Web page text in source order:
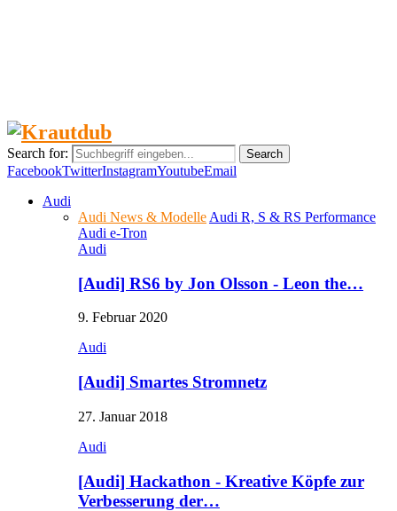
Search for: Search
FacebookTwitterInstagramYoutubeEmail
Audi
Audi News & Modelle Audi R, S & RS Performance
Audi e-Tron
Audi
[Audi] RS6 by Jon Olsson - Leon the…
9. Februar 2020
Audi
[Audi] Smartes Stromnetz
27. Januar 2018
Audi
[Audi] Hackathon - Kreative Köpfe zur
Verbesserung der…